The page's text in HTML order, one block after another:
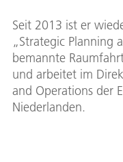
Seit 2013 ist er
„Strategic Planning
bemannte
und arbeitet im
and Operations der
Niederlanden.